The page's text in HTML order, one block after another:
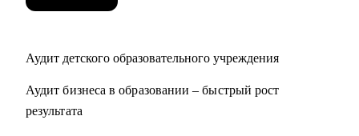
Аудит детского образовательного учреждения
Аудит бизнеса в образовании – быстрый рост
результата